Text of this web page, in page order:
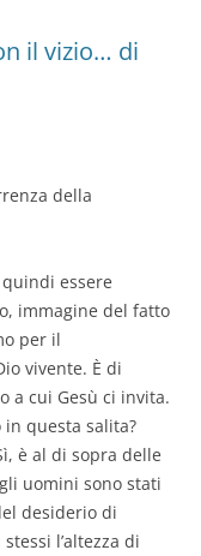
il vizio… di
della
essere
immagine del fatto
per il
vivente. È di
a cui Gesù ci invita.
questa salita?
è al di sopra delle
uomini sono stati
desiderio di
l’altezza di